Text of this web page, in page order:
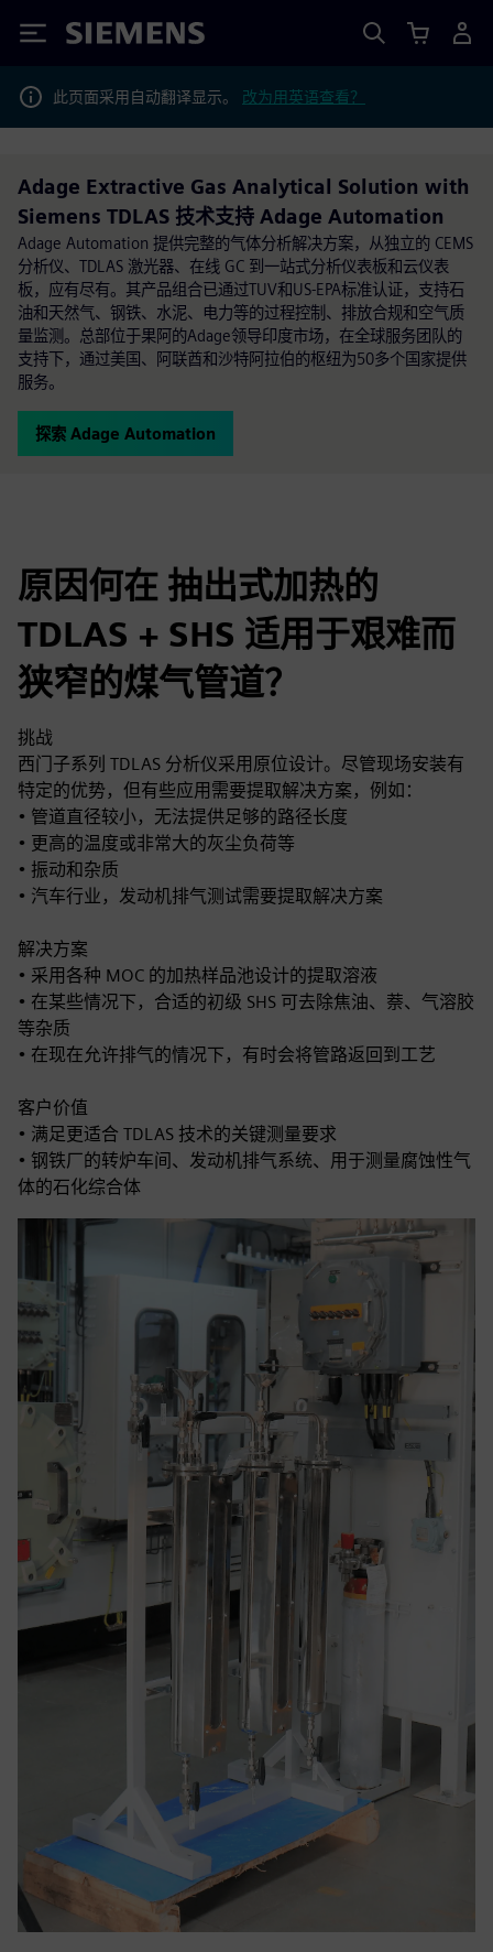
Siemens
此页面采用自动翻译显示。 改为用英语查看？
Adage Extractive Gas Analytical Solution with
Siemens TDLAS 技术支持 Adage Automation
Adage Automation 提供完整的气体分析解决方案，从独立的 CEMS
分析仪、TDLAS 激光器、在线 GC 到一站式分析仪表板和云仪表
板，应有尽有。其产品组合已通过TUV和US-EPA标准认证，支持石
油和天然气、钢铁、水泥、电力等的过程控制、排放合规和空气质
量监测。总部位于果阿的Adage领导印度市场，在全球服务团队的
支持下，通过美国、阿联酋和沙特阿拉伯的枢纽为50多个国家提供
服务。
探索 Adage Automation
原因何在 抽出式加热的
TDLAS + SHS 适用于艰难而
狭窄的煤气管道？
挑战
西门子系列 TDLAS 分析仪采用原位设计。尽管现场安装有
特定的优势，但有些应用需要提取解决方案，例如：
• 管道直径较小，无法提供足够的路径长度
• 更高的温度或非常大的灰尘负荷等
• 振动和杂质
• 汽车行业，发动机排气测试需要提取解决方案
解决方案
• 采用各种 MOC 的加热样品池设计的提取溶液
• 在某些情况下，合适的初级 SHS 可去除焦油、萘、气溶胶
等杂质
• 在现在允许排气的情况下，有时会将管路返回到工艺
客户价值
• 满足更适合 TDLAS 技术的关键测量要求
• 钢铁厂的转炉车间、发动机排气系统、用于测量腐蚀性气
体的石化综合体